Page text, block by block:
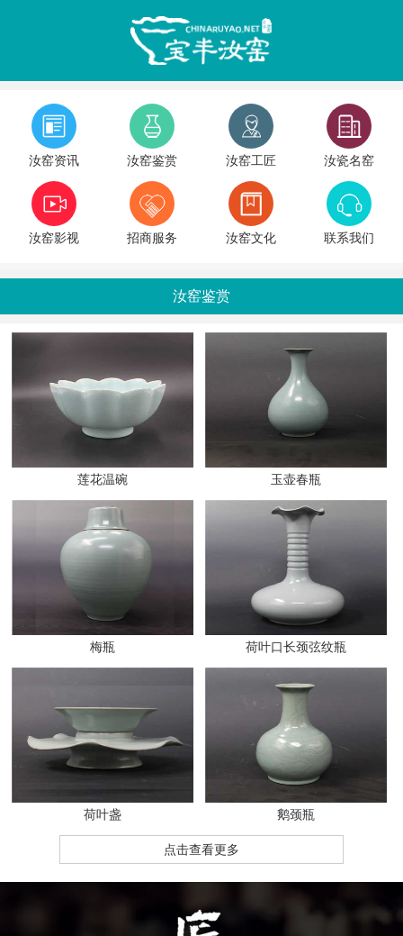
汝窑资讯 汝窑鉴赏 汝窑工匠 汝瓷名窑
汝窑影视 招商服务 汝窑文化 联系我们
汝窑鉴赏
莲花温碗 玉壶春瓶
梅瓶 荷叶口长颈弦纹瓶
荷叶盏 鹅颈瓶
点击查看更多